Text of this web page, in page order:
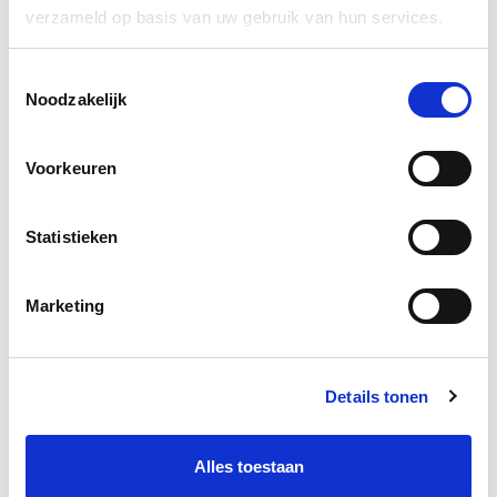
verzameld op basis van uw gebruik van hun services.
Noodzakelijk
Voorkeuren
Statistieken
Marketing
Details tonen
Alles toestaan